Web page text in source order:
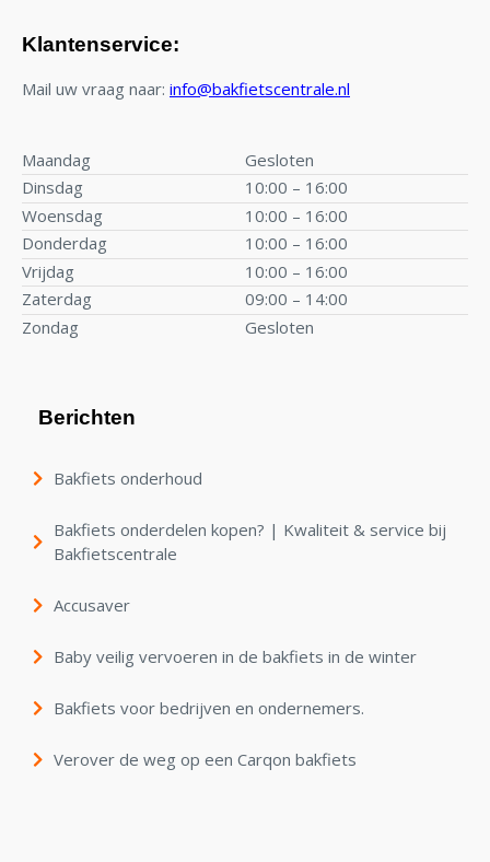
Klantenservice:
Mail uw vraag naar: info@bakfietscentrale.nl
Maandag
Gesloten
Dinsdag
10:00 – 16:00
Woensdag
10:00 – 16:00
Donderdag
10:00 – 16:00
Vrijdag
10:00 – 16:00
Zaterdag
09:00 – 14:00
Zondag
Gesloten
Berichten
Bakfiets onderhoud
Bakfiets onderdelen kopen? | Kwaliteit & service bij
Bakfietscentrale
Accusaver
Baby veilig vervoeren in de bakfiets in de winter
Bakfiets voor bedrijven en ondernemers.
Verover de weg op een Carqon bakfiets